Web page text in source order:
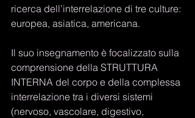
ricerca dell’interrelazione di tre culture:
europea, asiatica, americana.
Il suo insegnamento è focalizzato sulla
comprensione della STRUTTURA
INTERNA del corpo e della complessa
interrelazione tra i diversi sistemi
(nervoso, vascolare, digestivo,